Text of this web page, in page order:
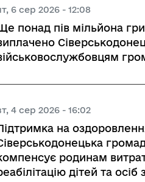
регуляторних актів
діяльності
та надання
регуляторного
регуляторних актів
6 сер 2026 - 12:08
понад пів мільйона
4 сер 2026 - 16:02
на
родинам
дітей та осіб